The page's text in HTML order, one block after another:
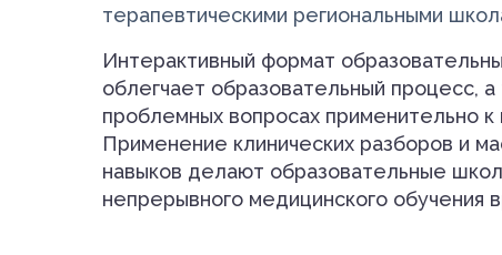
терапевтическими региональными
Интерактивный формат
облегчает образовательный процесс,
проблемных вопросах применительно к
Применение клинических разборов и
навыков делают образовательные
непрерывного медицинского обучения